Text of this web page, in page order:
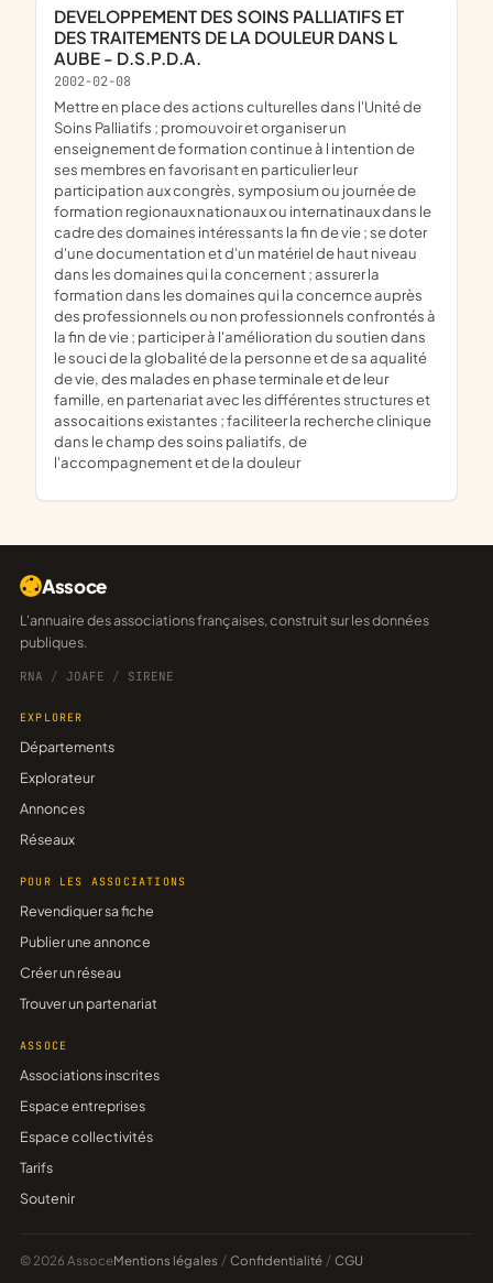
DEVELOPPEMENT DES SOINS PALLIATIFS ET
DES TRAITEMENTS DE LA DOULEUR DANS L
AUBE - D.S.P.D.A.
2002-02-08
mettre en place des actions culturelles dans l'Unité de
Soins Palliatifs ; promouvoir et organiser un
enseignement de formation continue à l intention de
ses membres en favorisant en particulier leur
participation aux congrès, symposium ou journée de
formation regionaux nationaux ou internatinaux dans le
cadre des domaines intéressants la fin de vie ; se doter
d'une documentation et d'un matériel de haut niveau
dans les domaines qui la concernent ; assurer la
formation dans les domaines qui la concernce auprès
des professionnels ou non professionnels confrontés à
la fin de vie ; participer à l'amélioration du soutien dans
le souci de la globalité de la personne et de sa aqualité
de vie, des malades en phase terminale et de leur
famille, en partenariat avec les différentes structures et
assocaitions existantes ; faciliteer la recherche clinique
dans le champ des soins paliatifs, de
l'accompagnement et de la douleur
Assoce
L'annuaire des associations françaises, construit sur les données
publiques.
RNA / JOAFE / SIRENE
EXPLORER
Départements
Explorateur
Annonces
Réseaux
POUR LES ASSOCIATIONS
Revendiquer sa fiche
Publier une annonce
Créer un réseau
Trouver un partenariat
ASSOCE
Associations inscrites
Espace entreprises
Espace collectivités
Tarifs
Soutenir
© 2026 AssoceMentions légales / Confidentialité / CGU